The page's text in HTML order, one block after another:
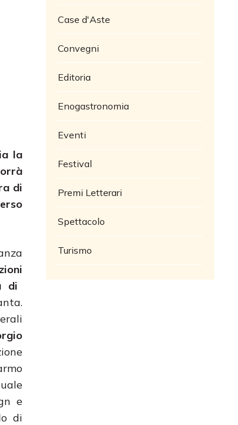
la
di
di
e
di
Case d'Aste
Convegni
Editoria
Enogastronomia
Eventi
Festival
Premi Letterari
Spettacolo
Turismo